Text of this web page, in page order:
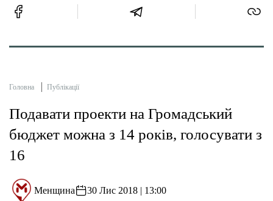
Головна Публікації
Подавати проекти на Громадський
бюджет можна з 14 років, голосувати з
16
Менщина 30 Лис 2018 | 13:00